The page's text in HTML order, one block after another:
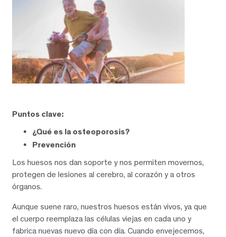
Puntos clave:
¿Qué es la osteoporosis?
Prevención
Los huesos nos dan soporte y nos permiten movernos,
protegen de lesiones al cerebro, al corazón y a otros
órganos.
Aunque suene raro, nuestros huesos están vivos, ya que
el cuerpo reemplaza las células viejas en cada uno y
fabrica nuevas nuevo día con día. Cuando envejecemos,